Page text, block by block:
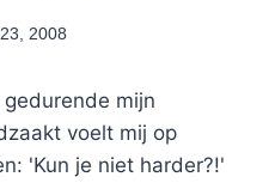
By 2008
mijn
voelt mij op
'Kun je niet harder?!'